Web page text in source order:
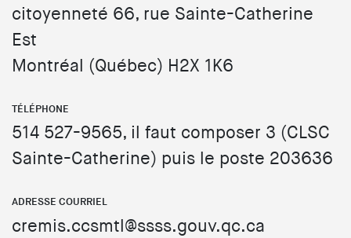
citoyenneté 66, rue Sainte-Catherine
Est
Montréal (Québec) H2X 1K6
TÉLÉPHONE
514 527-9565, il faut composer 3 (CLSC
Sainte-Catherine) puis le poste 203636
ADRESSE COURRIEL
cremis.ccsmtl@ssss.gouv.qc.ca